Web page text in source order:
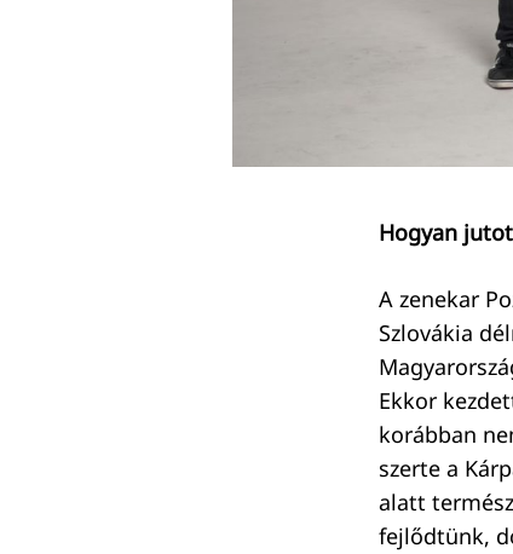
Hogyan
A zenekar
Szlovákia
Ekkor
korábban
szerte a
alatt
fejlődtünk,